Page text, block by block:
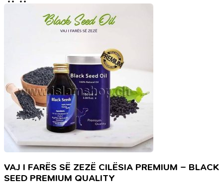
VAJ I FARËS SË ZEZË CILËSIA PREMIUM – BLACK
SEED PREMIUM QUALITY